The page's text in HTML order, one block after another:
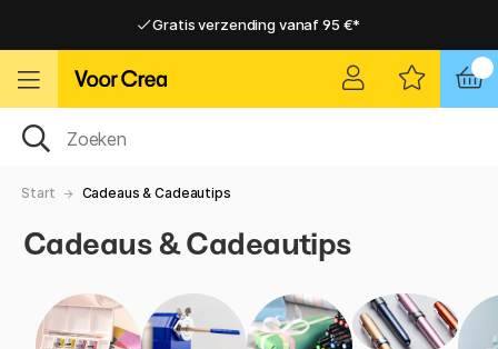
Gratis verzending vanaf 95 €*
Gratis verzending vanaf 95 €*
Start Cadeaus & Cadeautips
Cadeaus & Cadeautips